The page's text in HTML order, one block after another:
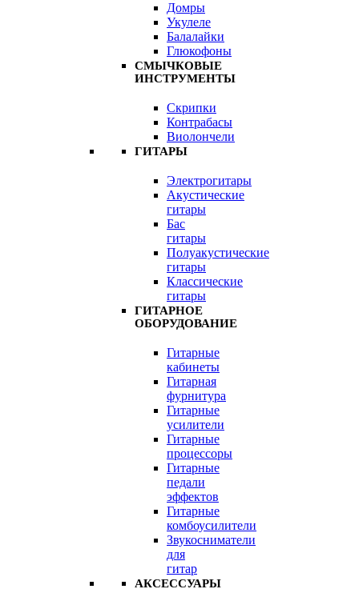
Домры
Укулеле
Балалайки
Глюкофоны
СМЫЧКОВЫЕ
ИНСТРУМЕНТЫ
Скрипки
Контрабасы
Виолончели
ГИТАРЫ
Электрогитары
Акустические
гитары
Бас
гитары
Полуакустические
гитары
Классические
гитары
ГИТАРНОЕ
ОБОРУДОВАНИЕ
Гитарные
кабинеты
Гитарная
фурнитура
Гитарные
усилители
Гитарные
процессоры
Гитарные
педали
эффектов
Гитарные
комбоусилители
Звукосниматели
для
гитар
АКСЕССУАРЫ